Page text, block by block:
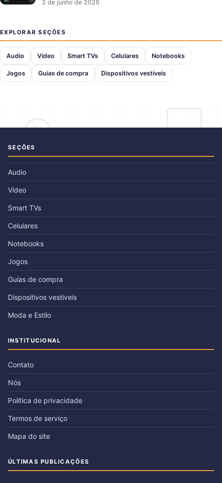
3 de junho de 2026
EXPLORAR SEÇÕES
Audio Vídeo Smart TVs Celulares Notebooks
Jogos Guías de compra Dispositivos vestíveis
SEÇÕES
Audio
Vídeo
Smart TVs
Celulares
Notebooks
Jogos
Guías de compra
Dispositivos vestíveis
Moda e Estilo
INSTITUCIONAL
Contato
Nós
Política de privacidade
Termos de serviço
Mapa do site
ÚLTIMAS PUBLICAÇÕES